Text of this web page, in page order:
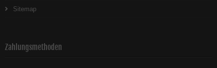
Sitemap
Zahlungsmethoden